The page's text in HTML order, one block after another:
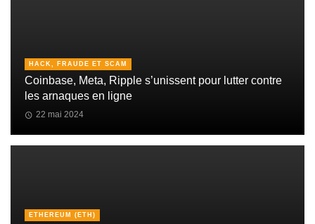
HACK, FRAUDE ET SCAM
Coinbase, Meta, Ripple s’unissent pour lutter contre
les arnaques en ligne
22 mai 2024
ETHEREUM (ETH)